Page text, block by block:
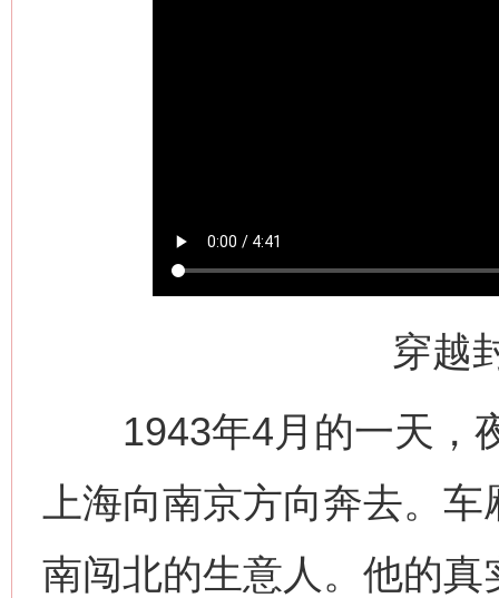
穿越
1943年4月的一天，
上海向南京方向奔去。
南闯北的生意人。他的
网上购药对药下症？